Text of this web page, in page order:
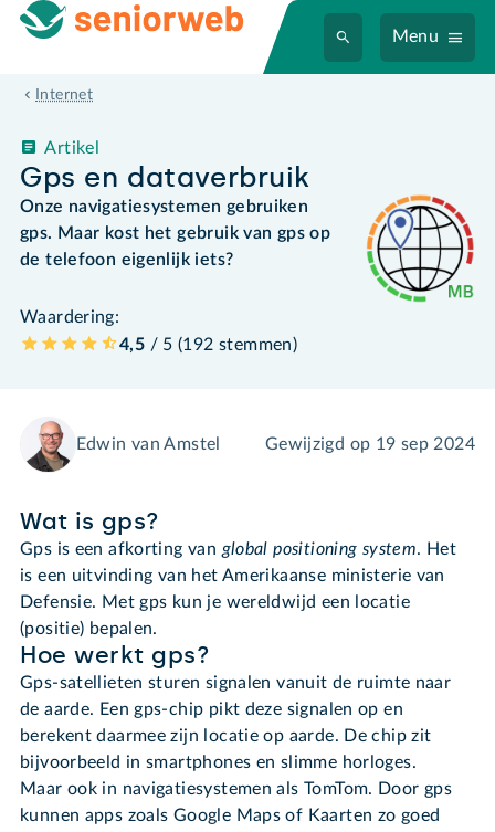
Menu
Internet
Gps en dataverbruik
Artikel
Onze navigatiesystemen gebruiken
gps. Maar kost het gebruik van gps op
de telefoon eigenlijk iets?
Waardering:
4,5 / 5 (192 stemmen)
Edwin van Amstel Gewijzigd op 19 sep 2024
Wat is gps?
Gps is een afkorting van global positioning system. Het
is een uitvinding van het Amerikaanse ministerie van
Defensie. Met gps kun je wereldwijd een locatie
(positie) bepalen.
Hoe werkt gps?
Gps-satellieten sturen signalen vanuit de ruimte naar
de aarde. Een gps-chip pikt deze signalen op en
berekent daarmee zijn locatie op aarde. De chip zit
bijvoorbeeld in smartphones en slimme horloges.
Maar ook in navigatiesystemen als TomTom. Door gps
kunnen apps zoals Google Maps of Kaarten zo goed